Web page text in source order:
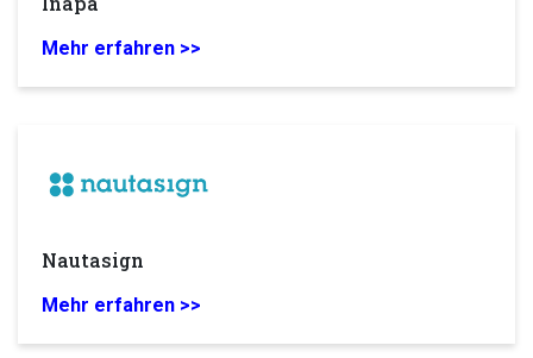
Mehr erfahren >>
Nautasign
Mehr erfahren >>